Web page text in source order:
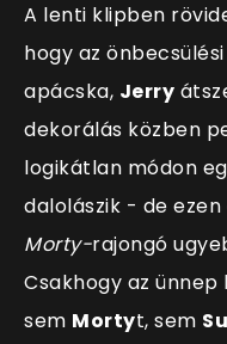
A lenti klipben
hogy az
apácska, Jerry
dekorálás közben
logikátlan módon
dalolászik - de
Morty-rajongó
Csakhogy az
sem Mortyt, sem